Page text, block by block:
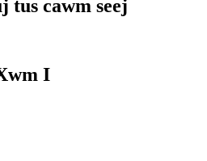
tus cawm seej
I